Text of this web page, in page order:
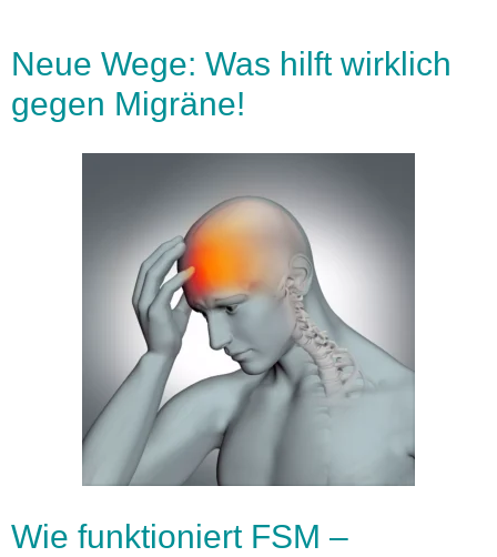
Neue Wege: Was hilft wirklich
gegen Migräne!
Wie funktioniert FSM –